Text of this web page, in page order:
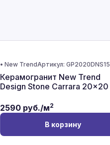
• New TrendАртикул: GP2020DNS15
Керамогранит New Trend
Design Stone Carrara 20x20
2590 руб./м2
В корзину